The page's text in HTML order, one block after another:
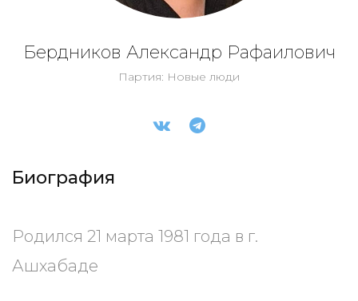
Бердников Александр Рафаилович
Партия: Новые люди
Биография
Родился 21 марта 1981 года в г.
Ашхабаде